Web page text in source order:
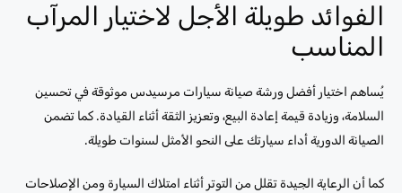
الفوائد طويلة الأجل لاختيار المرآب
المناسب
يُساهم اختيار أفضل ورشة صيانة سيارات مرسيدس موثوقة في تحسين
السلامة، وزيادة قيمة إعادة البيع، وتعزيز الثقة أثناء القيادة. كما تضمن
الصيانة الدورية أداء سيارتك على النحو الأمثل لسنوات طويلة.
كما أن الرعاية الجيدة تقلل من التوتر أثناء امتلاك السيارة ومن الإصلاحات